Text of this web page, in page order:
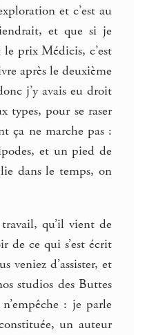
et c’est au
et que si je
le prix Médicis, c’est
après le deuxième
j’y avais eu droit
types, pour se raser
ça ne marche pas :
et un pied de
dans le temps, on
qu’il vient de
de ce qui s’est écrit
veniez d’assister, et
studios des Buttes
: je parle
un auteur